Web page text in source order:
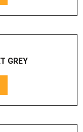
GREY